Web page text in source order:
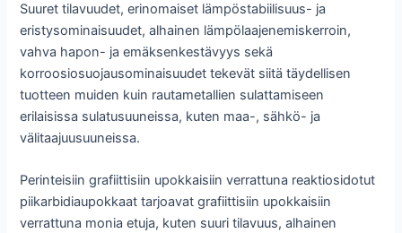
Suuret tilavuudet, erinomaiset lämpöstabiilisuus- ja
eristysominaisuudet, alhainen lämpölaajenemiskerroin,
vahva hapon- ja emäksenkestävyys sekä
korroosiosuojausominaisuudet tekevät siitä täydellisen
tuotteen muiden kuin rautametallien sulattamiseen
erilaisissa sulatusuuneissa, kuten maa-, sähkö- ja
välitaajuusuuneissa.
Perinteisiin grafiittisiin upokkaisiin verrattuna reaktiosidotut
piikarbidiaupokkaat tarjoavat grafiittisiin upokkaisiin
verrattuna monia etuja, kuten suuri tilavuus, alhainen